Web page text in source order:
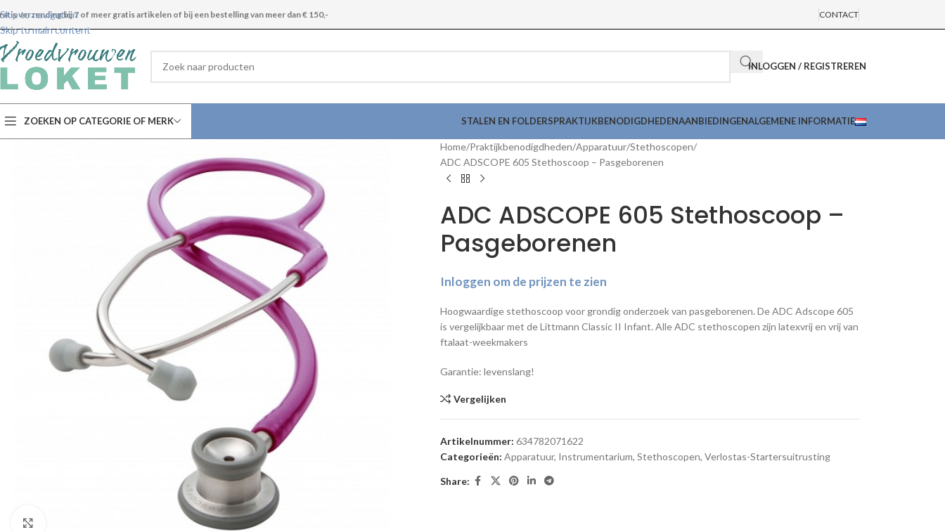
Skip to navigation
Skip to main content
verzending bij 7 of meer gratis artikelen of bij een bestelling van meer dan € 150,- CONTACT
INLOGGEN / REGISTREREN
ZOEKEN OP CATEGORIE OF MERK STALEN EN FOLDERSPRAKTIJKBENODIGDHEDENAANBIEDINGENALGEMENE INFORMATIE
Home Praktijkbenodigdheden Apparatuur Stethoscopen
ADC ADSCOPE 605 Stethoscoop – Pasgeborenen
ADC ADSCOPE 605 Stethoscoop –
Pasgeborenen
Inloggen om de prijzen te zien
Hoogwaardige stethoscoop voor grondig onderzoek van pasgeborenen. De ADC Adscope 605
is vergelijkbaar met de Littmann Classic II Infant. Alle ADC stethoscopen zijn latexvrij en vrij van
ftalaat-weekmakers
Garantie: levenslang!
Vergelijken
Artikelnummer: 634782071622
Categorieën: Apparatuur, Instrumentarium, Stethoscopen, Verlostas-Startersuitrusting
Share: